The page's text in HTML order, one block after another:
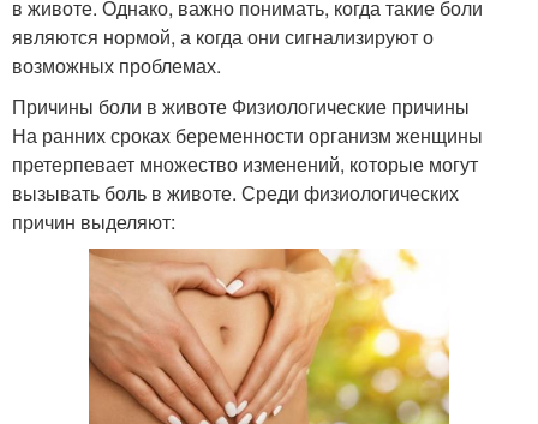
в животе. Однако, важно понимать, когда такие боли
являются нормой, а когда они сигнализируют о
возможных проблемах.
Причины боли в животе Физиологические причины
На ранних сроках беременности организм женщины
претерпевает множество изменений, которые могут
вызывать боль в животе. Среди физиологических
причин выделяют: